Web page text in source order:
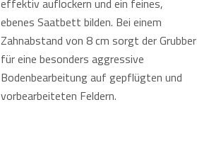
effektiv auflockern und ein feines,
ebenes Saatbett bilden. Bei einem
Zahnabstand von 8 cm sorgt der Grubber
für eine besonders aggressive
Bodenbearbeitung auf gepflügten und
vorbearbeiteten Feldern.